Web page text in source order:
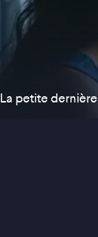
La petite dernière